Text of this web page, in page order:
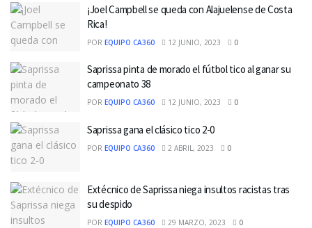
¡Joel Campbell se queda con Alajuelense de Costa
Rica!
POR EQUIPO CA360 12 JUNIO, 2023 0
Saprissa pinta de morado el fútbol tico al ganar su
campeonato 38
POR EQUIPO CA360 12 JUNIO, 2023 0
Saprissa gana el clásico tico 2-0
POR EQUIPO CA360 2 ABRIL, 2023 0
Extécnico de Saprissa niega insultos racistas tras
su despido
POR EQUIPO CA360 29 MARZO, 2023 0